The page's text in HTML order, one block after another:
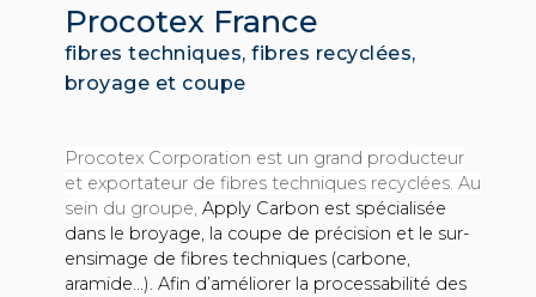
Procotex France
fibres techniques, fibres recyclées,
broyage et coupe
Procotex Corporation est un grand producteur
et exportateur de fibres techniques recyclées. Au
sein du groupe, Apply Carbon est spécialisée
dans le broyage, la coupe de précision et le sur-
ensimage de fibres techniques (carbone,
aramide...). Afin d’améliorer la processabilité des